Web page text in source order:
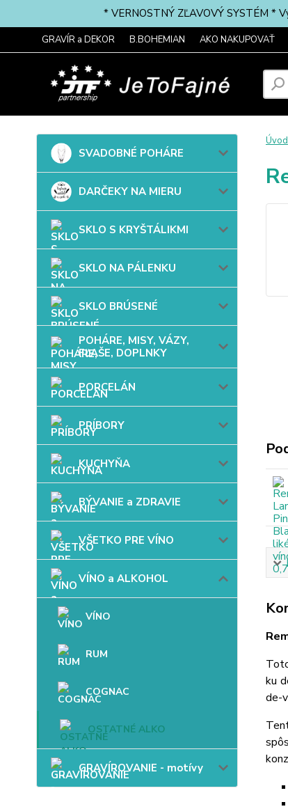
* VERNOSTNÝ ZĽAVOVÝ SYSTÉM *
GRAVÍR a DEKOR B.BOHEMIAN AKO NAKUPOVAŤ
SVADOBNÉ POHÁRE
DARČEKY NA MIERU
SKLO S KRYŠTÁLIKMI
SKLO NA PÁLENKU
SKLO BRÚSENÉ
POHÁRE, MISY, VÁZY,
FĽAŠE, DOPLNKY
PORCELÁN
PRÍBORY
KUCHYŇA
BÝVANIE a ZDRAVIE
VŠETKO PRE VÍNO
VÍNO a ALKOHOL
VÍNO
RUM
COGNAC
OSTATNÉ ALKO
GRAVÍROVANIE - motívy
Úvod
ku
de-